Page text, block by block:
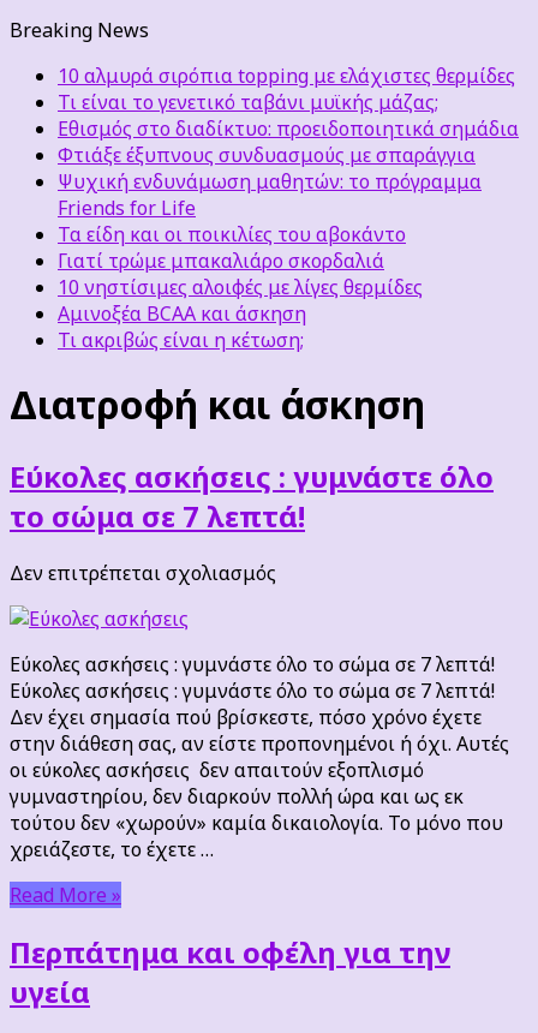
Breaking News
10 αλμυρά σιρόπια topping με ελάχιστες θερμίδες
Τι είναι το γενετικό ταβάνι μυϊκής μάζας;
Εθισμός στο διαδίκτυο: προειδοποιητικά σημάδια
Φτιάξε έξυπνους συνδυασμούς με σπαράγγια
Ψυχική ενδυνάμωση μαθητών: το πρόγραμμα
Friends for Life
Τα είδη και οι ποικιλίες του αβοκάντο
Γιατί τρώμε μπακαλιάρο σκορδαλιά
10 νηστίσιμες αλοιφές με λίγες θερμίδες
Αμινοξέα BCAA και άσκηση
Τι ακριβώς είναι η κέτωση;
Διατροφή και άσκηση
Εύκολες ασκήσεις : γυμνάστε όλο
το σώμα σε 7 λεπτά!
Δεν επιτρέπεται σχολιασμός
γυμνάστε
όλο
το
σώμα
σε
7
λεπτά!
Εύκολες ασκήσεις : γυμνάστε όλο το σώμα σε 7 λεπτά!
Εύκολες ασκήσεις : γυμνάστε όλο το σώμα σε 7 λεπτά!
Δεν έχει σημασία πού βρίσκεστε, πόσο χρόνο έχετε
στην διάθεση σας, αν είστε προπονημένοι ή όχι. Αυτές
οι εύκολες ασκήσεις δεν απαιτούν εξοπλισμό
γυμναστηρίου, δεν διαρκούν πολλή ώρα και ως εκ
τούτου δεν «χωρούν» καμία δικαιολογία. Το μόνο που
χρειάζεστε, το έχετε …
Read More »
Περπάτημα και οφέλη για την
υγεία